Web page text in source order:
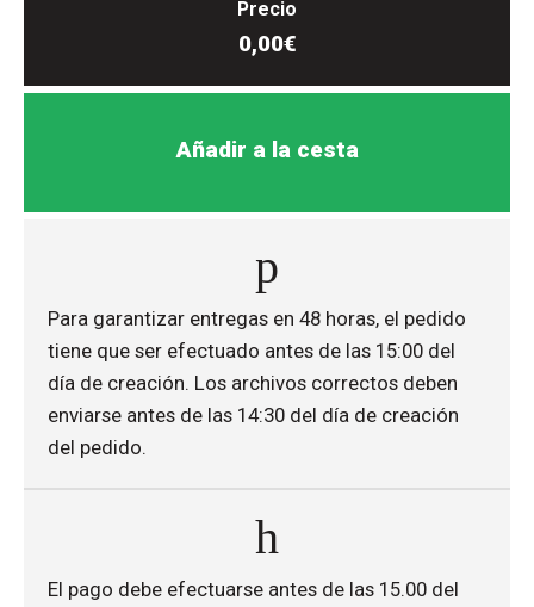
Precio
0,00€
Añadir a la cesta
Para garantizar entregas en 48 horas, el pedido
tiene que ser efectuado antes de las 15:00 del
día de creación. Los archivos correctos deben
enviarse antes de las 14:30 del día de creación
del pedido.
El pago debe efectuarse antes de las 15.00 del